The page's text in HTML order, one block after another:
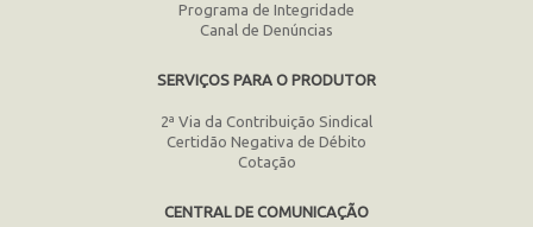
Programa de Integridade
Canal de Denúncias
SERVIÇOS PARA O PRODUTOR
2ª Via da Contribuição Sindical
Certidão Negativa de Débito
Cotação
CENTRAL DE COMUNICAÇÃO